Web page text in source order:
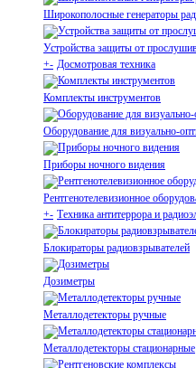
Широкополосные генераторы
Устройства защиты от
+- Досмотровая техника
Комплекты инструментов
Оборудование для визуально-
Приборы ночного видения
Рентгенотелевизионное
+- Техника антитеррора и
Блокираторы радиовзрывателей
Дозиметры
Металлодетекторы ручные
Металлодетекторы стационарные